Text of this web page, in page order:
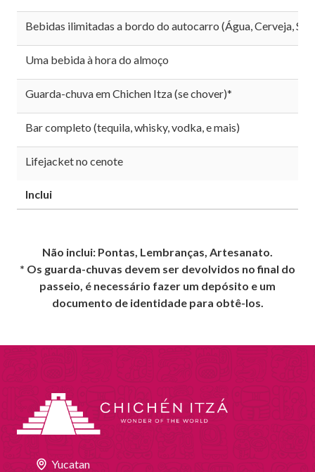
Bebidas ilimitadas a bordo do autocarro (Água, Cerveja,
Uma bebida à hora do almoço
Guarda-chuva em Chichen Itza (se chover)*
Bar completo (tequila, whisky, vodka, e mais)
Lifejacket no cenote
Inclui
Não inclui: Pontas, Lembranças, Artesanato.
* Os guarda-chuvas devem ser devolvidos no final do
passeio, é necessário fazer um depósito e um
documento de identidade para obtê-los.
Yucatan